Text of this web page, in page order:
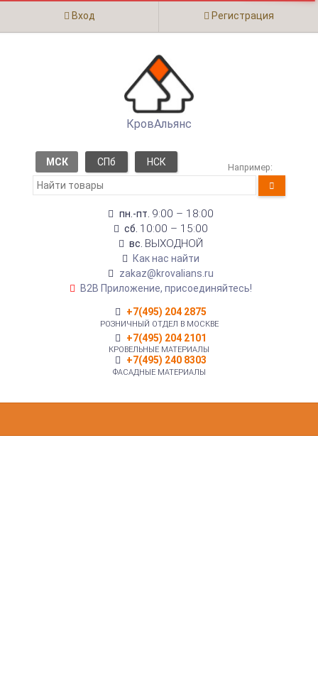
Вход Регистрация
КровАльянс
МСК СПб НСК Например:
пн.-пт. 9:00 – 18:00
сб. 10:00 – 15:00
вс. ВЫХОДНОЙ
Как нас найти
zakaz@krovalians.ru
B2B Приложение, присоединяйтесь!
+7(495) 204 2875
РОЗНИЧНЫЙ ОТДЕЛ В МОСКВЕ
+7(495) 204 2101
КРОВЕЛЬНЫЕ МАТЕРИАЛЫ
+7(495) 240 8303
ФАСАДНЫЕ МАТЕРИАЛЫ